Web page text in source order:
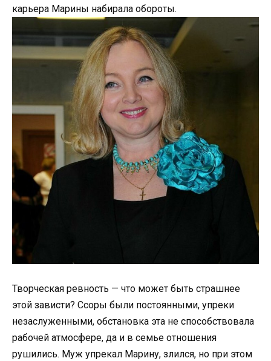
карьера Марины набирала обороты.
Творческая ревность — что может быть страшнее
этой зависти? Ссоры были постоянными, упреки
незаслуженными, обстановка эта не способствовала
рабочей атмосфере, да и в семье отношения
рушились. Муж упрекал Марину, злился, но при этом